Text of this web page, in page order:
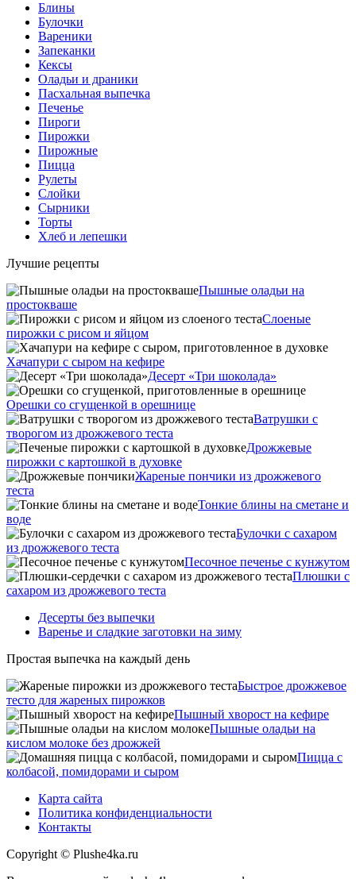
Блины
Булочки
Вареники
Запеканки
Кексы
Оладьи и драники
Пасхальная выпечка
Печенье
Пироги
Пирожки
Пирожные
Пицца
Рулеты
Слойки
Сырники
Торты
Хлеб и лепешки
Лучшие рецепты
Пышные оладьи на
простокваше
Слоеные
пирожки с рисом и яйцом
Хачапури с сыром на кефире
Десерт «Три шоколада»
Орешки со сгущенкой в орешнице
Ватрушки с
творогом из дрожжевого теста
Дрожжевые
пирожки с картошкой в духовке
Жареные пончики из дрожжевого
теста
Тонкие блины на сметане и
воде
Булочки с сахаром
из дрожжевого теста
Песочное печенье с кунжутом
Плюшки с
сахаром из дрожжевого теста
Десерты без выпечки
Варенье и сладкие заготовки на зиму
Простая выпечка на каждый день
Быстрое дрожжевое
тесто для жареных пирожков
Пышный хворост на кефире
Пышные оладьи на
кислом молоке без дрожжей
Пицца с
колбасой, помидорами и сыром
Карта сайта
Политика конфиденциальности
Контакты
Copyright © Plushe4ka.ru